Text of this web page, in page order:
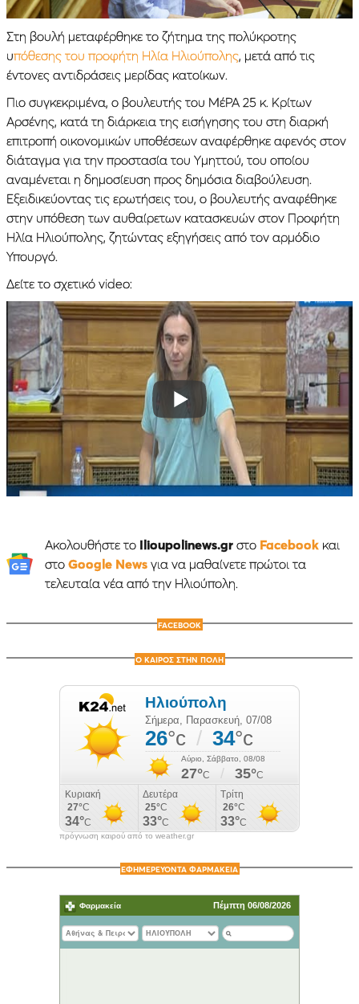
Στη βουλή μεταφέρθηκε το ζήτημα της πολύκροτης
υπόθεσης του προφήτη Ηλία Ηλιούπολης, μετά από τις
έντονες αντιδράσεις μερίδας κατοίκων.
Πιο συγκεκριμένα, ο βουλευτής του ΜέΡΑ 25 κ. Κρίτων
Αρσένης, κατά τη διάρκεια της εισήγησης του στη διαρκή
επιτροπή οικονομικών υποθέσεων αναφέρθηκε αφενός στον
διάταγμα για την προστασία του Υμηττού, του οποίου
αναμένεται η δημοσίευση προς δημόσια διαβούλευση.
Εξειδικεύοντας τις ερωτήσεις του, ο βουλευτής αναφέθηκε
στην υπόθεση των αυθαίρετων κατασκευών στον Προφήτη
Ηλία Ηλιούπολης, ζητώντας εξηγήσεις από τον αρμόδιο
Υπουργό.
Δείτε το σχετικό video:
Ακολουθήστε το Ilioupolinews.grστο Facebookκαι
στο Google Newsγια να μαθαίνετε πρώτοι τα
τελευταία νέα από την Ηλιούπολη.
FACEBOOK
Ο ΚΑΙΡΟΣ ΣΤΗΝ ΠΟΛΗ
πρόγνωση καιρού από το weather.gr
ΕΦΗΜΕΡΕΥΟΝΤΑ ΦΑΡΜΑΚΕΙΑ